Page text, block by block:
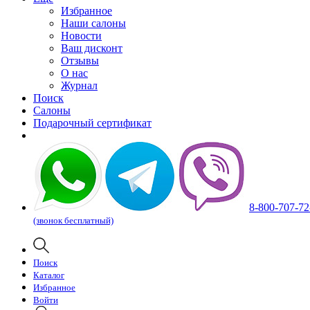
Избранное
Наши салоны
Новости
Ваш дисконт
Отзывы
О нас
Журнал
Поиск
Салоны
Подарочный сертификат
8-800-707-
(звонок бесплатный)
Поиск
Каталог
Избранное
Войти